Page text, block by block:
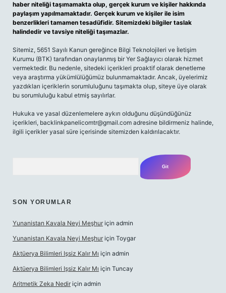
haber niteliği taşımamakta olup, gerçek kurum ve kişiler hakkında
paylaşım yapılmamaktadır. Gerçek kurum ve kişiler ile isim
benzerlikleri tamamen tesadüfidir. Sitemizdeki bilgiler taslak
halindedir ve tavsiye niteliği taşımazlar.
Sitemiz, 5651 Sayılı Kanun gereğince Bilgi Teknolojileri ve İletişim
Kurumu (BTK) tarafından onaylanmış bir Yer Sağlayıcı olarak hizmet
vermektedir. Bu nedenle, sitedeki içerikleri proaktif olarak denetleme
veya araştırma yükümlülüğümüz bulunmamaktadır. Ancak, üyelerimiz
yazdıkları içeriklerin sorumluluğunu taşımakta olup, siteye üye olarak
bu sorumluluğu kabul etmiş sayılırlar.
Hukuka ve yasal düzenlemelere aykırı olduğunu düşündüğünüz
içerikleri, backlinkpanelicomtr@gmail.com adresine bildirmeniz halinde,
ilgili içerikler yasal süre içerisinde sitemizden kaldırılacaktır.
SON YORUMLAR
Yunanistan Kavala Neyi Meşhur için admin
Yunanistan Kavala Neyi Meşhur için Toygar
Aktüerya Bilimleri Işsiz Kalır Mı için admin
Aktüerya Bilimleri Işsiz Kalır Mı için Tuncay
Aritmetik Zeka Nedir için admin